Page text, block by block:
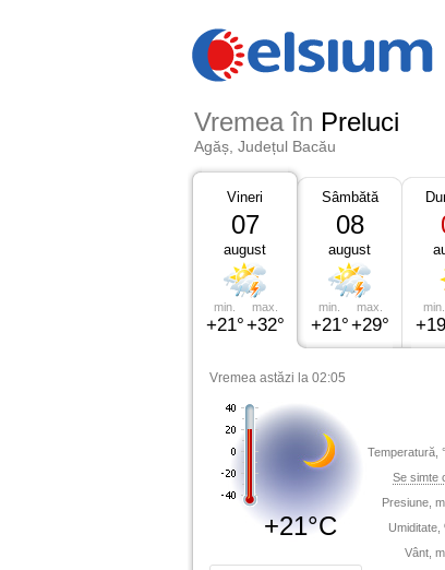
Vremea în Preluci
Agăș, Județul Bacău
Vineri
07
august
min.
+21°
max.
+32°
Sâmbătă
08
august
min.
+21°
max.
+29°
min.
Vremea astăzi la 02:05
+21°C
Temperatură,
Se simte
Presiune,
Umiditate,
Vânt,